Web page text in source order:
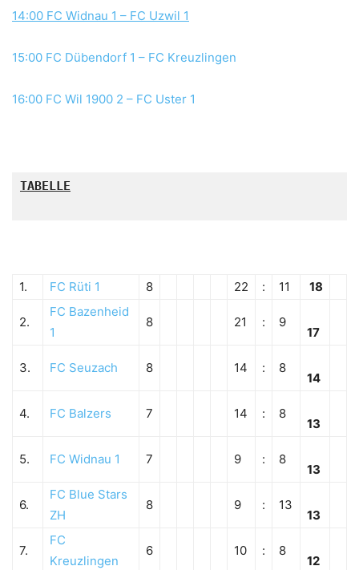
14:00 FC Widnau 1 – FC Uzwil 1
15:00 FC Dübendorf 1 – FC Kreuzlingen
16:00 FC Wil 1900 2 – FC Uster 1
TABELLE
1. FC Rüti 1 8 22 : 11 18
2.
FC Bazenheid
1
8 21 : 9
17
3. FC Seuzach 8 14 : 8
14
4. FC Balzers 7 14 : 8
13
5. FC Widnau 1 7 9 : 8
13
6.
FC Blue Stars
ZH
8 9 : 13
13
7.
FC
Kreuzlingen
6 10 : 8
12